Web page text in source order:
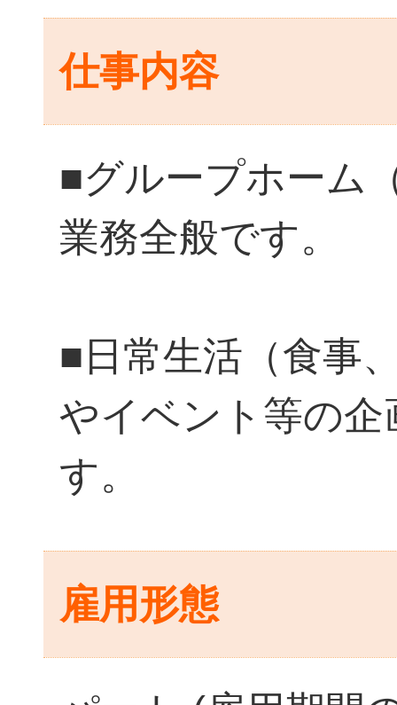
仕事内容
■グループホーム
業務全般です。
■日常生活（食事
やイベント等の
す。
雇用形態